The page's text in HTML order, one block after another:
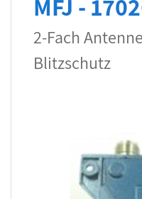
MFJ -
2-Fach
Blitzschutz